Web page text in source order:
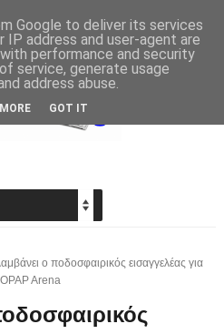
ο ποδοσφαιρικός εισαγγελέας για
Arena
Google to deliver its services
IP address and user-agent are
performance and security
service, generate usage
address abuse.
GOT IT